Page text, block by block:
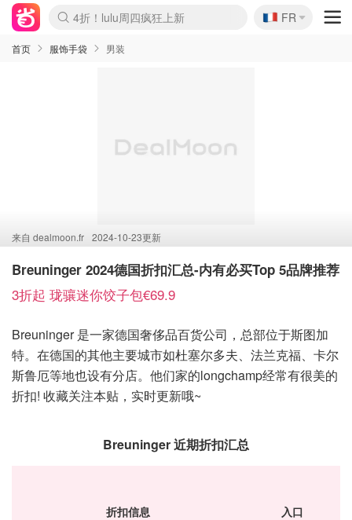
Boticinal 夏促开抢！
4折！lulu周四疯狂上新
还没结束！&OtherStories大促
Joybuy变相75折 随时失效
速领！Stanley独家85折
疑似霸哥！Camper额外叠85折
Zalando 奥莱闪促！每日更新
Moncler反季囤！5折起+叠9折
Coach Brooklyn仅€192
🇫🇷
FR
首页 服饰手袋 男装
来自 dealmoon.fr 2024-10-23更新
Breuninger 2024德国折扣汇总-内有必买Top 5品牌推荐
3折起 珑骧迷你饺子包€69.9
Breuninger 是一家德国奢侈品百货公司，总部位于斯图加
特。在德国的其他主要城市如杜塞尔多夫、法兰克福、卡尔
斯鲁厄等地也设有分店。他们家的longchamp经常有很美的
折扣! 收藏关注本贴，实时更新哦~
Breuninger 近期折扣汇总
折扣信息 入口